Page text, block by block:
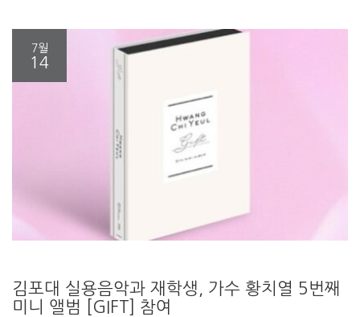
7월
14
김포대 실용음악과 재학생, 가수 황치열 5번째
미니 앨범 [GIFT] 참여